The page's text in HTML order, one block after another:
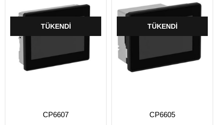
TÜKENDI
CP6607
TÜKENDI
CP6605